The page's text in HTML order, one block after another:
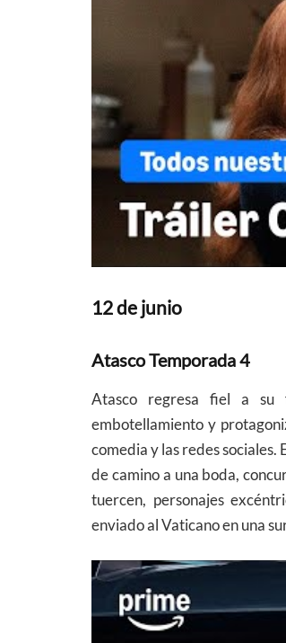
12 de junio
Atasco Temporada 4
Atasco regresa fiel a su
embotellamiento y
comedia y las redes
de camino a una boda,
tuercen, personajes
enviado al Vaticano en una